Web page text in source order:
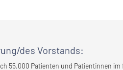
des Vorstands:
55.000 Patienten und Patientinnen im